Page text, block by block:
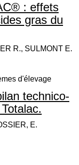
: effets
gras du
R., SULMONT E.
d'élevage
technico-
E.